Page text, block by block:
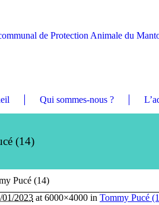
de Protection Animale du
Qui sommes-nous ?
(14)
Pucé (14)
01/2023 at 6000×4000 in Tommy Pucé